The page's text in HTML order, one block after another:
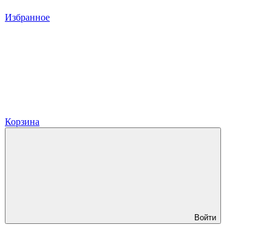
Избранное
Корзина
Войти